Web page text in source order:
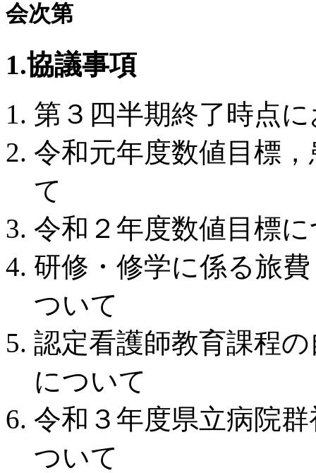
会次第
1.協議事項
第３四半期終了時点
令和元年度数値目標
て
令和２年度数値目標
研修・修学に係る旅
ついて
認定看護師教育課程
について
令和３年度県立病院
ついて